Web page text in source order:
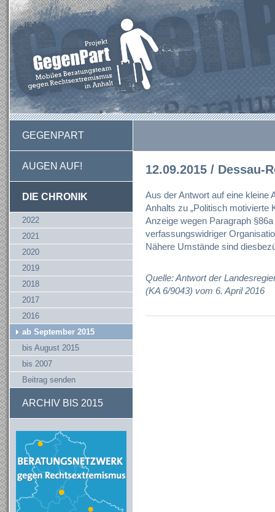
GEGENPART
AUGEN AUF!
DIE CHRONIK
2022
2021
2020
2019
2018
2017
2016
ab September 2015
bis August 2015
bis 2007
Beitrag senden
ARCHIV BIS 2015
12.09.2015 / Dessau-
Aus der Antwort auf eine kleine
Anhalts zu „Politisch motivierte
Anzeige wegen Paragraph
verfassungswidriger
Nähere Umstände sind
Quelle: Antwort der
(KA 6/9043) vom 6. April 2016